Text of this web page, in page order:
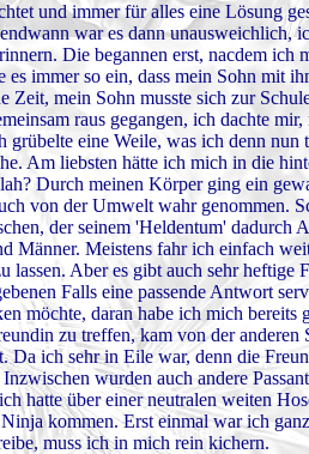
und immer für alles eine Lösung
war es dann
Die begannen erst, nacdem ich
immer so ein, dass mein Sohn mit
Zeit, mein Sohn musste sich zur
raus gegangen, ich dachte
grübelte eine Weile, was ich denn
Am liebsten hätte ich mich in die
Durch meinen Körper ging ein
von der Umwelt wahr
der seinem 'Heldentum'
Männer. Meistens fahr ich einfach
lassen. Aber es gibt auch sehr
Falls eine passende Antwort
möchte, daran habe ich mich
zu treffen, kam von der
Da ich sehr in Eile war, denn die
wurden auch andere
hatte über einer neutralen weiten
kommen. Erst einmal war ich
muss ich in mich rein kichern.